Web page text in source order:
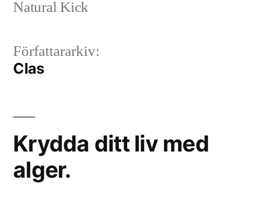
Natural Kick
Författararkiv:
Clas
Krydda ditt liv med
alger.